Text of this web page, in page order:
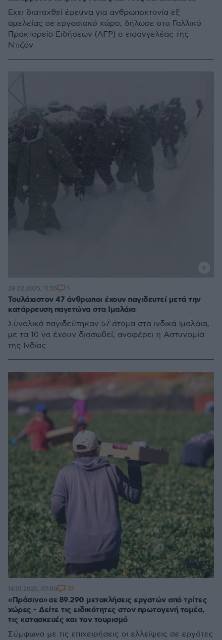
Έχει διαταχθεί έρευνα για ανθρωποκτονία εξ
αμελείας σε εργασιακό χώρο, δήλωσε στο Γαλλικό
Πρακτορείο Ειδήσεων (AFP) ο εισαγγελέας της
Ντιζόν
Τουλάχιστον 47 άνθρωποι έχουν παγιδευτεί μετά την
κατάρρευση παγετώνα στα Ιμαλάια
Συνολικά παγιδεύτηκαν 57 άτομα στα ινδικά Ιμαλάια,
με τα 10 να έχουν διασωθεί, αναφέρει η Αστυνομία
της Ινδίας
28.02.2025, 11:55 5
«Πράσινο» σε 89.290 μετακλήσεις εργατών από τρίτες
χώρες - Δείτε τις ειδικότητες στον πρωτογενή τομέα,
τις κατασκευές και τον τουρισμό
Σύμφωνα με τις επιχειρήσεις οι ελλείψεις σε εργάτες
14.01.2025, 07:00 32